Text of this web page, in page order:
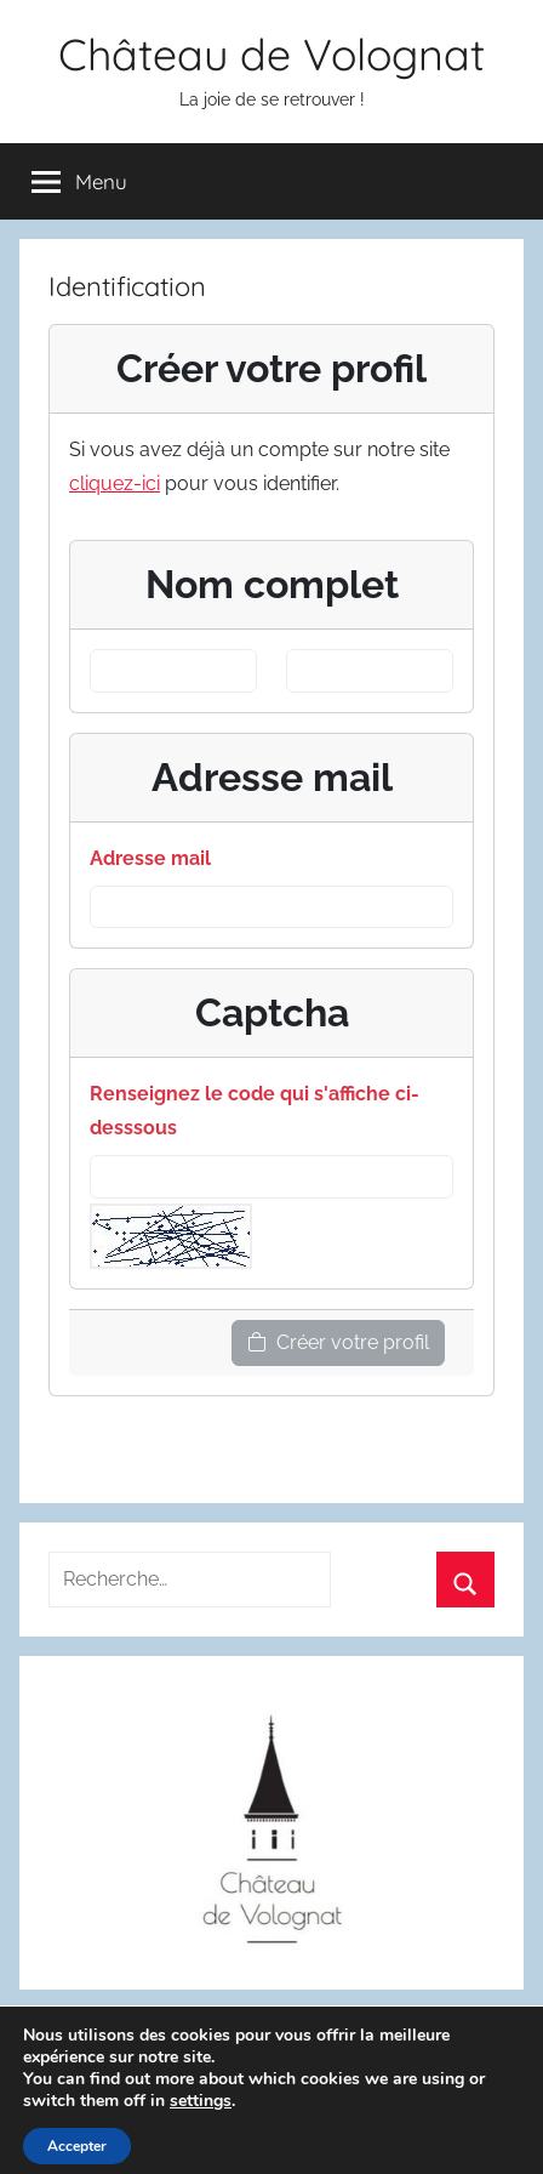
Château de Volognat
La joie de se retrouver !
Menu
Identification
Créer votre profil
Si vous avez déjà un compte sur notre site
cliquez-ici pour vous identifier.
Nom complet
Adresse mail
Adresse mail
Captcha
Renseignez le code qui s'affiche ci-
desssous
Créer votre profil
Recherche
:
WordPress Theme: Donovan by ThemeZee.
Politique de confidentialité
Nous utilisons des cookies pour vous offrir la meilleure
expérience sur notre site.
You can find out more about which cookies we are using or
switch them off in settings.
Accepter